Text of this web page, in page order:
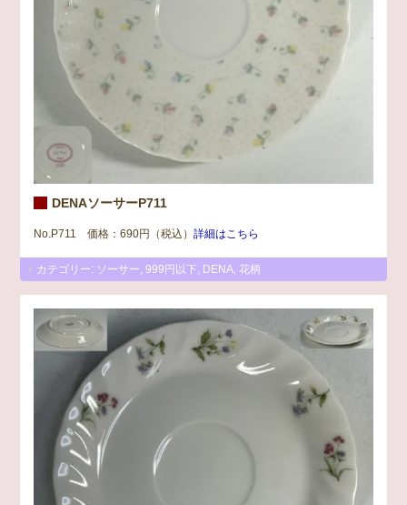
DENAソーサーP711
No.P711 価格：690円（税込）詳細はこちら
カテゴリー: ソーサー ,999円以下 DENA ,花柄